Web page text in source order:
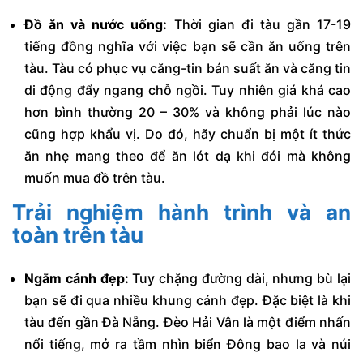
Đồ ăn và nước uống: Thời gian đi tàu gần 17-19
tiếng đồng nghĩa với việc bạn sẽ cần ăn uống trên
tàu. Tàu có phục vụ căng-tin bán suất ăn và căng tin
di động đẩy ngang chỗ ngồi. Tuy nhiên giá khá cao
hơn bình thường 20 – 30% và không phải lúc nào
cũng hợp khẩu vị. Do đó, hãy chuẩn bị một ít thức
ăn nhẹ mang theo để ăn lót dạ khi đói mà không
muốn mua đồ trên tàu.
Trải nghiệm hành trình và an
toàn trên tàu
Ngắm cảnh đẹp: Tuy chặng đường dài, nhưng bù lại
bạn sẽ đi qua nhiều khung cảnh đẹp. Đặc biệt là khi
tàu đến gần Đà Nẵng. Đèo Hải Vân là một điểm nhấn
nổi tiếng, mở ra tầm nhìn biển Đông bao la và núi